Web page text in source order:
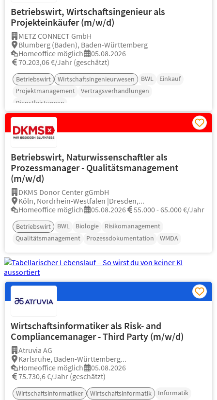
Betriebswirt, Wirtschaftsingenieur als
Projekteinkäufer (m/w/d)
METZ CONNECT GmbH
Blumberg (Baden), Baden-Württemberg
Homeoffice möglich
05.08.2026
70.203,06 €/Jahr (geschätzt)
Betriebswirt Wirtschaftsingenieurwesen BWL
Einkauf
Projektmanagement
Vertragsverhandlungen
Dienstleistungen
Betriebswirt, Naturwissenschaftler als
Prozessmanager - Qualitätsmanagement
(m/w/d)
DKMS Donor Center gGmbH
Köln, Nordrhein-Westfalen |Dresden,...
Homeoffice möglich
05.08.2026 55.000 - 65.000 €/Jahr
Betriebswirt BWL Biologie
Risikomanagement
Qualitätsmanagement
Prozessdokumentation WMDA
Wirtschaftsinformatiker als Risk- and
Compliancemanager - Third Party (m/w/d)
Atruvia AG
Karlsruhe, Baden-Württemberg...
Homeoffice möglich
05.08.2026
75.730,6 €/Jahr (geschätzt)
Wirtschaftsinformatiker Wirtschaftsinformatik
Informatik